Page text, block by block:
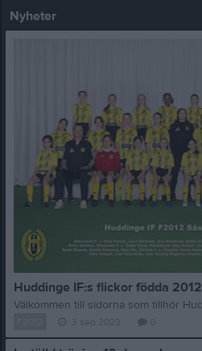
Nyheter
Huddinge IF:s flickor födda 2012